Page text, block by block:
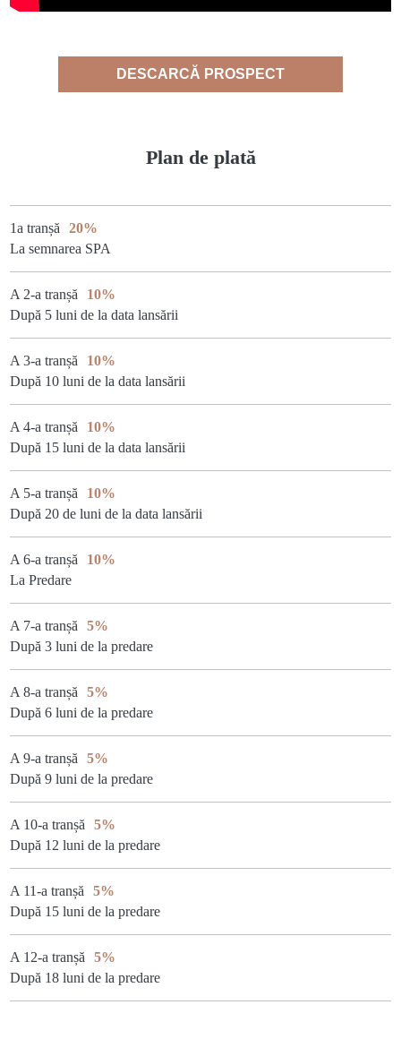
DESCARCĂ PROSPECT
Plan de plată
1a tranșă
20%
La semnarea SPA
A 2-a tranșă
10%
După 5 luni de la data lansării
A 3-a tranșă
10%
După 10 luni de la data lansării
A 4-a tranșă
10%
După 15 luni de la data lansării
A 5-a tranșă
10%
După 20 de luni de la data lansării
A 6-a tranșă
10%
La Predare
A 7-a tranșă
5%
După 3 luni de la predare
A 8-a tranșă
5%
După 6 luni de la predare
A 9-a tranșă
5%
După 9 luni de la predare
A 10-a tranșă
5%
După 12 luni de la predare
A 11-a tranșă
5%
După 15 luni de la predare
A 12-a tranșă
5%
După 18 luni de la predare